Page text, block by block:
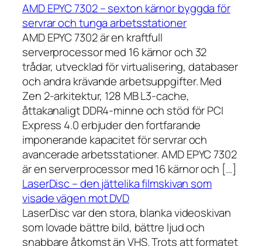
AMD EPYC 7302 – sexton kärnor byggda för
servrar och tunga arbetsstationer
AMD EPYC 7302 är en kraftfull
serverprocessor med 16 kärnor och 32
trådar, utvecklad för virtualisering, databaser
och andra krävande arbetsuppgifter. Med
Zen 2-arkitektur, 128 MB L3-cache,
åttakanaligt DDR4-minne och stöd för PCI
Express 4.0 erbjuder den fortfarande
imponerande kapacitet för servrar och
avancerade arbetsstationer. AMD EPYC 7302
är en serverprocessor med 16 kärnor och […]
LaserDisc – den jättelika filmskivan som
visade vägen mot DVD
LaserDisc var den stora, blanka videoskivan
som lovade bättre bild, bättre ljud och
snabbare åtkomst än VHS. Trots att formatet